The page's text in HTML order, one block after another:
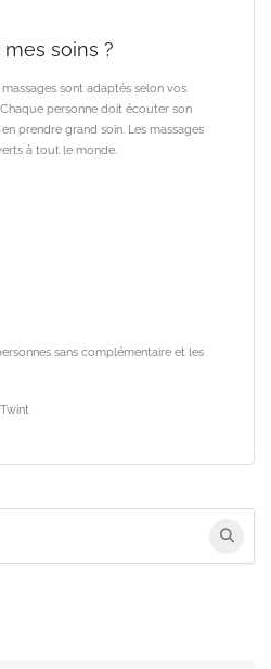
mes soins ?
massages sont adaptés selon vos
personne doit écouter son
prendre grand soin. Les massages
à tout le monde.
sans complémentaire et les